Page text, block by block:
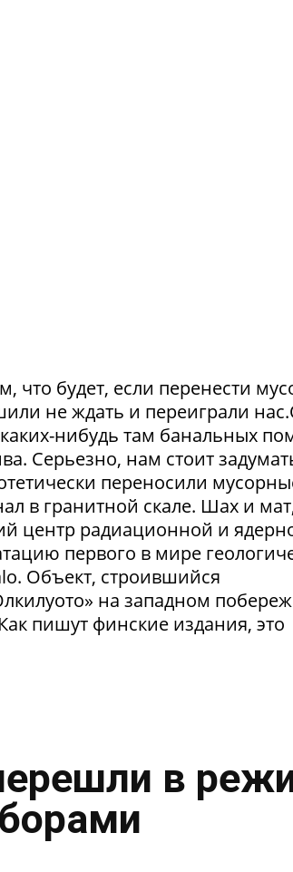
что будет, если перенести
не ждать и переиграли
нибудь там банальных
Серьезно, нам стоит
переносили
в гранитной скале. Шах и
центр радиационной и
первого в мире
Объект, строившийся
на западном
пишут финские издания, это
в